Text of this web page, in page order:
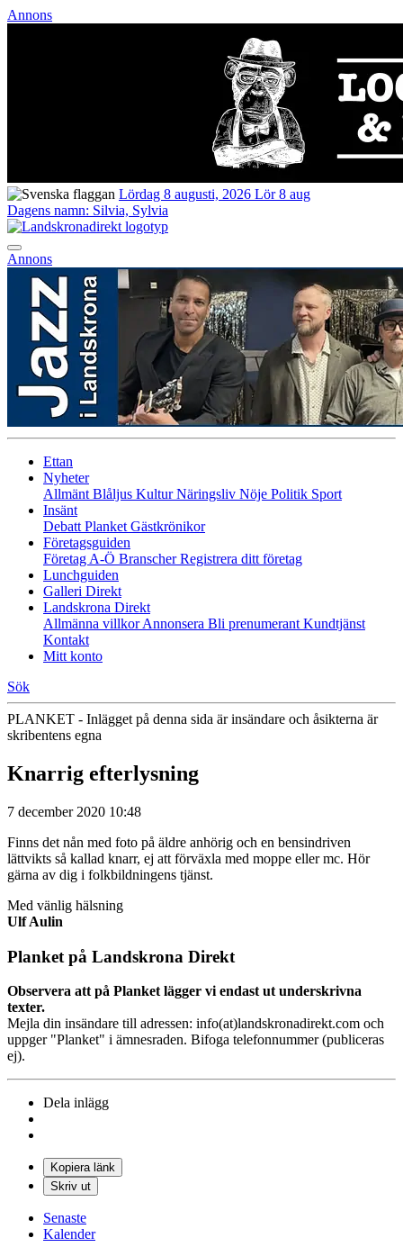
Annons
Lördag 8 augusti, 2026 Lör 8 aug
Dagens namn: Silvia, Sylvia
Annons
Ettan
Nyheter
Allmänt Blåljus KulturNäringsliv Nöje Politik Sport
Insänt
Debatt Planket Gästkrönikor
Företagsguiden
Företag A-Ö BranscherRegistrera ditt företag
Lunchguiden
Galleri Direkt
Landskrona Direkt
Allmänna villkorAnnonsera Bli prenumerant Kundtjänst
Kontakt
Mitt konto
Sök
PLANKET - Inlägget på denna sida är insändare och åsikterna är
skribentens egna
Knarrig efterlysning
7 december 2020 10:48
Finns det nån med foto på äldre anhörig och en bensindriven
lättvikts så kallad knarr, ej att förväxla med moppe eller mc. Hör
gärna av dig i folkbildningens tjänst.
Med vänlig hälsning
Ulf Aulin
Planket på Landskrona Direkt
Observera att på Planket lägger vi endast ut underskrivna
texter.
Mejla din insändare till adressen: info(at)landskronadirekt.com och
uppger "Planket" i ämnesraden. Bifoga telefonnummer (publiceras
ej).
Dela inlägg
Kopiera länk
Skriv ut
Senaste
Kalender